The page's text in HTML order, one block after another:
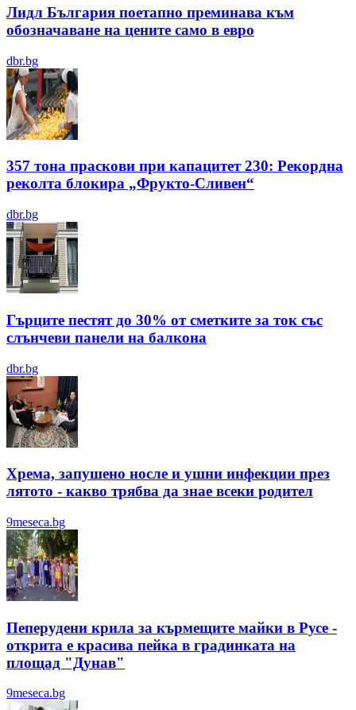
Лидл България поетапно преминава към
обозначаване на цените само в евро
dbr.bg
357 тона праскови при капацитет 230: Рекордна
реколта блокира „Фрукто-Сливен“
dbr.bg
Гърците пестят до 30% от сметките за ток със
слънчеви панели на балкона
dbr.bg
Хрема, запушено носле и ушни инфекции през
лятотo - какво трябва да знае всеки родител
9meseca.bg
Пеперудени крила за кърмещите майки в Русе -
открита е красива пейка в градинката на
площад "Дунав"
9meseca.bg